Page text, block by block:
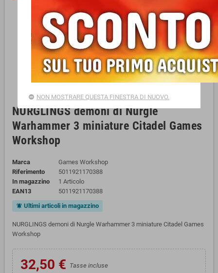
NURGLINGS demoni di Nurgle
Warhammer 3 miniature Citadel Games
Workshop
Marca
Games Workshop
Riferimento
5011921170388
In magazzino
1 Articolo
EAN13
5011921170388
notifications_active Ultimi articoli in magazzino
NURGLINGS demoni di Nurgle Warhammer 3 miniature Citadel Games
Workshop
32,50 € Tasse incluse
NON MOSTRARE QUESTA FINESTRA DI NUOVO.